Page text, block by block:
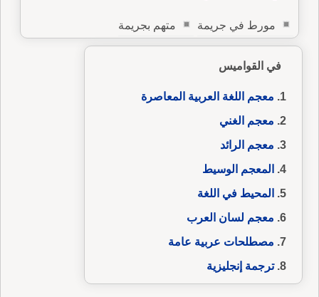
مورط في جريمة متهم بجريمة
في القواميس
معجم اللغة العربية المعاصرة
معجم الغني
معجم الرائد
المعجم الوسيط
المحيط في اللغة
معجم لسان العرب
مصطلحات عربية عامة
ترجمة إنجليزية